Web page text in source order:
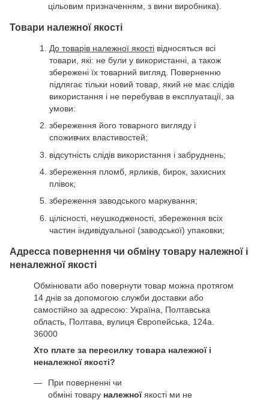
цільовим призначенням, з вини виробника).
Товари належної якості
До товарів належної якості відносяться всі
товари, які: не були у використанні, а також
збережені їх товарний вигляд. Поверненню
підлягає тільки новий товар, який не має слідів
використання і не перебував в експлуатації, за
умови:
збереження його товарного вигляду і
споживчих властивостей;
відсутність слідів використання і забруднень;
збереження пломб, ярликів, бирок, захисних
плівок;
збереження заводського маркування;
цілісності, неушкодженості, збереження всіх
частин індивідуальної (заводської) упаковки;
Адресса повернення чи обміну товару належної і
неналежної якості
Обмінювати або повернути товар можна протягом
14 днів за допомогою служби доставки або
самостійно за адресою: Україна, Полтавська
область, Полтава, вулиця Європейська, 124а.
36000
Хто плате за пересилку товара належної і
неналежної якості?
При поверненні чи
обміні товару належноїякості ми не